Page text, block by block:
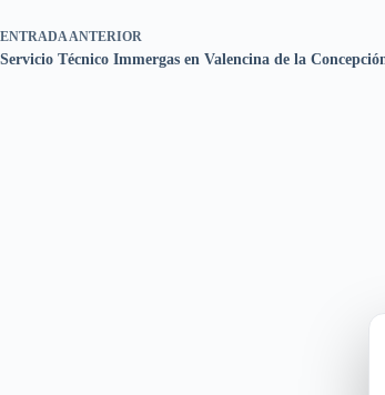
ENTRADA ANTERIOR
Servicio Técnico Immergas en Valencina de la